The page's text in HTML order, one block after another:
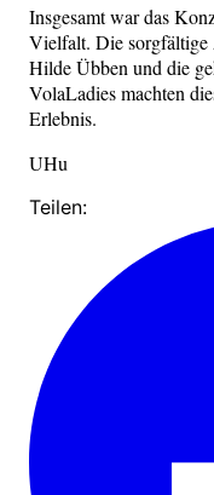
Insgesamt war das
Vielfalt. Die sorgfältige
Hilde Übben und die
VolaLadies machten
Erlebnis.
UHu
Teilen: